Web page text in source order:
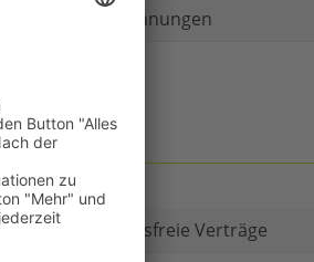
Gedruckte Rechnungen
Gibt es Kautionsfreie Verträge